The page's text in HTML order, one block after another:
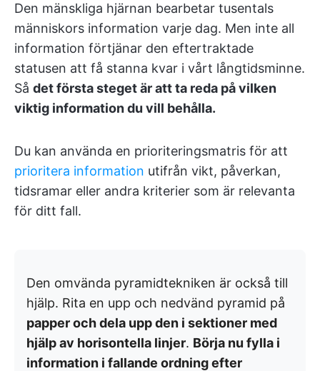
Den mänskliga hjärnan bearbetar tusentals
människors information varje dag. Men inte all
information förtjänar den eftertraktade
statusen att få stanna kvar i vårt långtidsminne.
Så det första steget är att ta reda på vilken
viktig information du vill behålla.
Du kan använda en prioriteringsmatris för att
prioritera information utifrån vikt, påverkan,
tidsramar eller andra kriterier som är relevanta
för ditt fall.
Den omvända pyramidtekniken är också till
hjälp. Rita en upp och nedvänd pyramid på
papper och dela upp den i sektioner med
hjälp av horisontella linjer. Börja nu fylla i
information i fallande ordning efter